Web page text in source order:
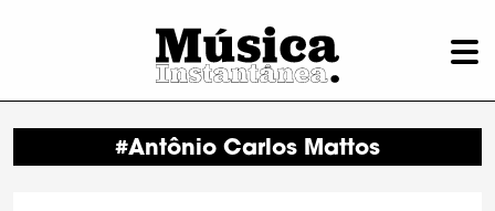
#Antônio Carlos Mattos